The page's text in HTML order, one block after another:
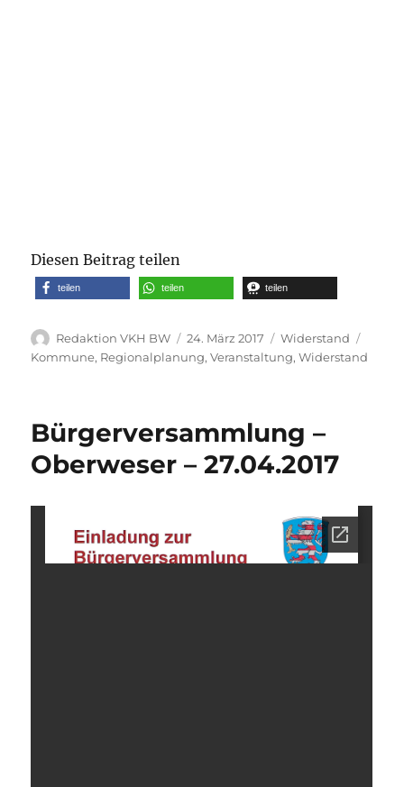
Diesen Beitrag teilen
teilen teilen teilen
Autor
Redaktion VKH BW
Veröffentlicht
am
24. März 2017 Kategorien
Widerstand
Kommune, Regionalplanung,Veranstaltung,Widerstand
Bürgerversammlung –
Oberweser – 27.04.2017